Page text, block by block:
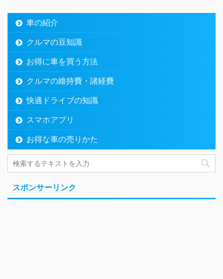
車の紹介
クルマの豆知識
お得に車を買う方法
クルマの維持費・諸経費
快適ドライブの知識
スマホアプリ
お得な車の売りかた
スポンサーリンク